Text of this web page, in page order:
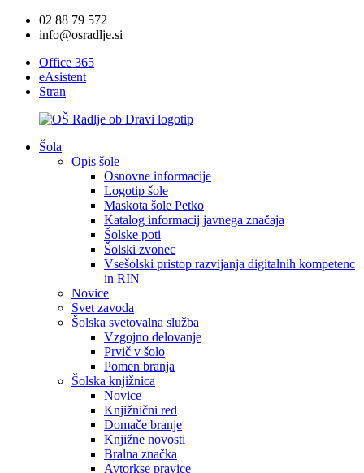
02 88 79 572
info@osradlje.si
Office 365
eAsistent
Stran
Šola
Opis šole
Osnovne informacije
Logotip šole
Maskota šole Petko
Katalog informacij javnega značaja
Šolske poti
Šolski zvonec
Vsešolski pristop razvijanja digitalnih kompetenc
in RIN
Novice
Svet zavoda
Šolska svetovalna služba
Vzgojno delovanje
Prvič v šolo
Pomen branja
Šolska knjižnica
Novice
Knjižnični red
Domače branje
Knjižne novosti
Bralna značka
Avtorkse pravice